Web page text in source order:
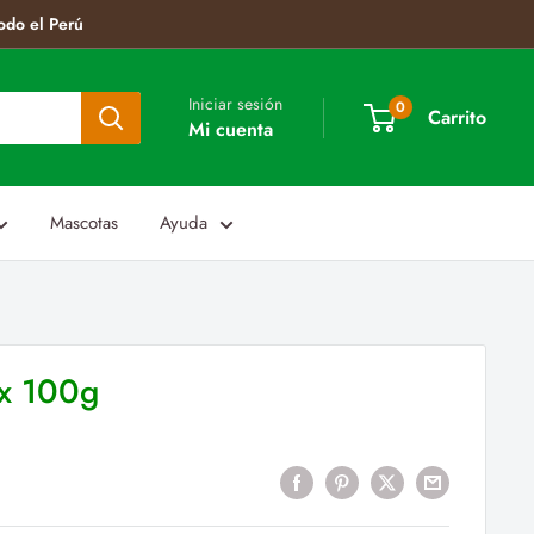
el Perú
Iniciar sesión
Mi cuenta
0 Carrito
Mascotas Ayuda
100g